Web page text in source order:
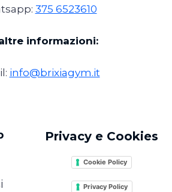
375 6523610
informazioni:
info@brixiagym.it
Privacy e Cookies
Cookie Policy
Privacy Policy